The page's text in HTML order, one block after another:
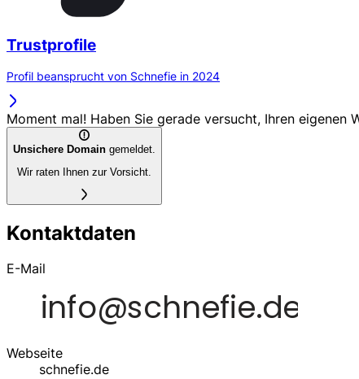
Trustprofile
Profil beansprucht von Schnefie in 2024
Moment mal! Haben Sie gerade versucht, Ihren eigenen
Unsichere Domain gemeldet.
Wir raten Ihnen zur Vorsicht.
Kontaktdaten
E-Mail
Webseite
schnefie.de